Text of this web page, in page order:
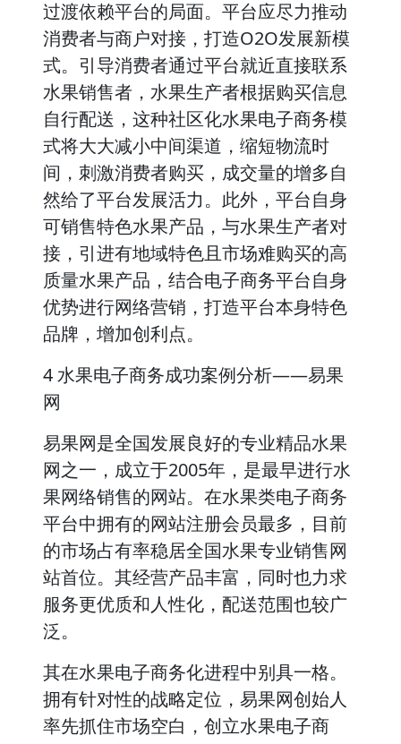
过渡依赖平台的局面。平台应尽力推动
消费者与商户对接，打造O2O发展新模
式。引导消费者通过平台就近直接联系
水果销售者，水果生产者根据购买信息
自行配送，这种社区化水果电子商务模
式将大大减小中间渠道，缩短物流时
间，刺激消费者购买，成交量的增多自
然给了平台发展活力。此外，平台自身
可销售特色水果产品，与水果生产者对
接，引进有地域特色且市场难购买的高
质量水果产品，结合电子商务平台自身
优势进行网络营销，打造平台本身特色
品牌，增加创利点。
4 水果电子商务成功案例分析——易果
网
易果网是全国发展良好的专业精品水果
网之一，成立于2005年，是最早进行水
果网络销售的网站。在水果类电子商务
平台中拥有的网站注册会员最多，目前
的市场占有率稳居全国水果专业销售网
站首位。其经营产品丰富，同时也力求
服务更优质和人性化，配送范围也较广
泛。
其在水果电子商务化进程中别具一格。
拥有针对性的战略定位，易果网创始人
率先抓住市场空白，创立水果电子商